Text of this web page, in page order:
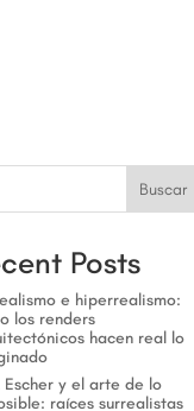
Buscar
Posts
e hiperrealismo:
los renders
hacen real lo
Escher y el arte de lo
raíces surrealistas